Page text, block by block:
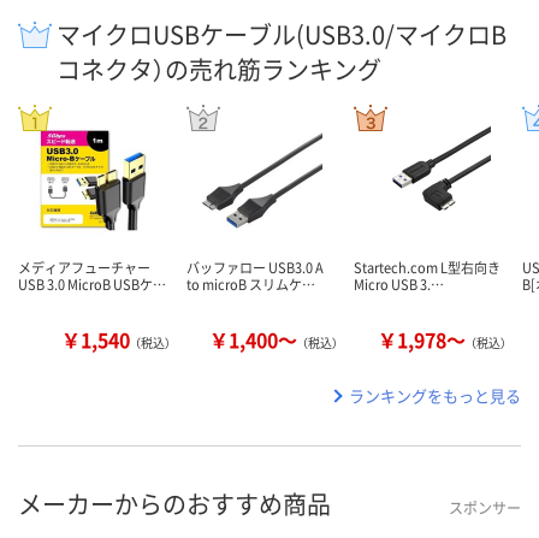
マイクロUSBケーブル(USB3.0/マイクロB
コネクタ）の売れ筋ランキング
メディアフューチャー
USB 3.0 MicroB USBケ…
￥1,540 （税込）
バッファロー USB3.0 A
to microB スリムケ…
￥1,400～ （税込）
Startech.com L型右向き
Micro USB 3.…
￥1,978～ （税込）
B[
ランキングをもっと見る
メーカーからのおすすめ商品 スポンサー